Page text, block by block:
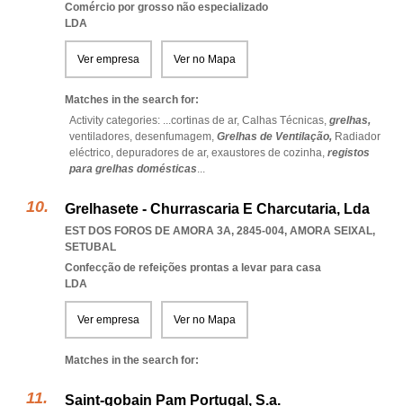
Comércio por grosso não especializado
LDA
Ver empresa Ver no Mapa
Matches in the search for:
Activity categories: ...cortinas de ar, Calhas Técnicas, grelhas,
ventiladores, desenfumagem, Grelhas de Ventilação, Radiador
eléctrico, depuradores de ar, exaustores de cozinha, registos
para grelhas domésticas...
Grelhasete - Churrascaria E Charcutaria, Lda
EST DOS FOROS DE AMORA 3A, 2845-004, AMORA SEIXAL,
SETUBAL
Confecção de refeições prontas a levar para casa
LDA
Ver empresa Ver no Mapa
Matches in the search for:
Saint-gobain Pam Portugal, S.a.